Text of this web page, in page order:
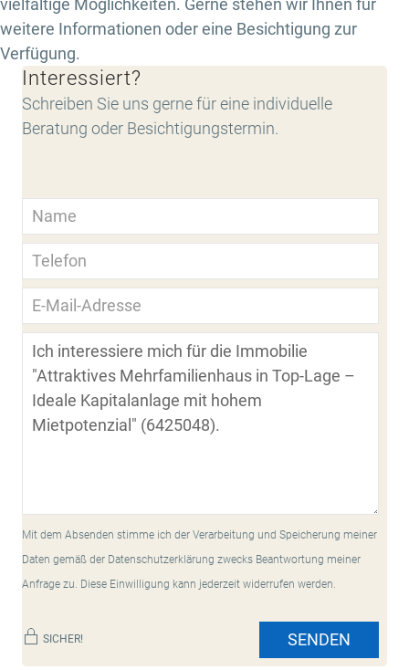
vielfältige Möglichkeiten. Gerne stehen wir Ihnen für
weitere Informationen oder eine Besichtigung zur
Verfügung.
Interessiert?
Schreiben Sie uns gerne für eine individuelle
Beratung oder Besichtigungstermin.
Mit dem Absenden stimme ich der Verarbeitung und Speicherung meiner
Daten gemäß der Datenschutzerklärung zwecks Beantwortung meiner
Anfrage zu. Diese Einwilligung kann jederzeit widerrufen werden.
SICHER! SENDEN